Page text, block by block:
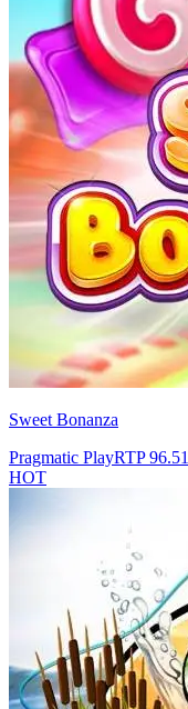
Sweet Bonanza
Pragmatic PlayRTP96.51
HOT